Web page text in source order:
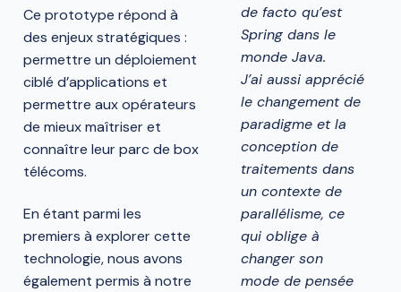
Ce prototype répond à
des enjeux stratégiques :
permettre un déploiement
ciblé d’applications et
permettre aux opérateurs
de mieux maîtriser et
connaître leur parc de box
télécoms.
En étant parmi les
premiers à explorer cette
technologie, nous avons
également permis à notre
de facto qu’est
Spring dans le
monde Java.
J’ai aussi apprécié
le changement de
paradigme et la
conception de
traitements dans
un contexte de
parallélisme, ce
qui oblige à
changer son
mode de pensée